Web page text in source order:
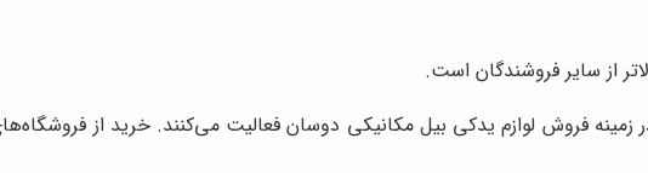
از سایر فروشندگان است.
زمینه فروش لوازم یدکی بیل مکانیکی دوسان فعالیت می‌کنند. خرید از